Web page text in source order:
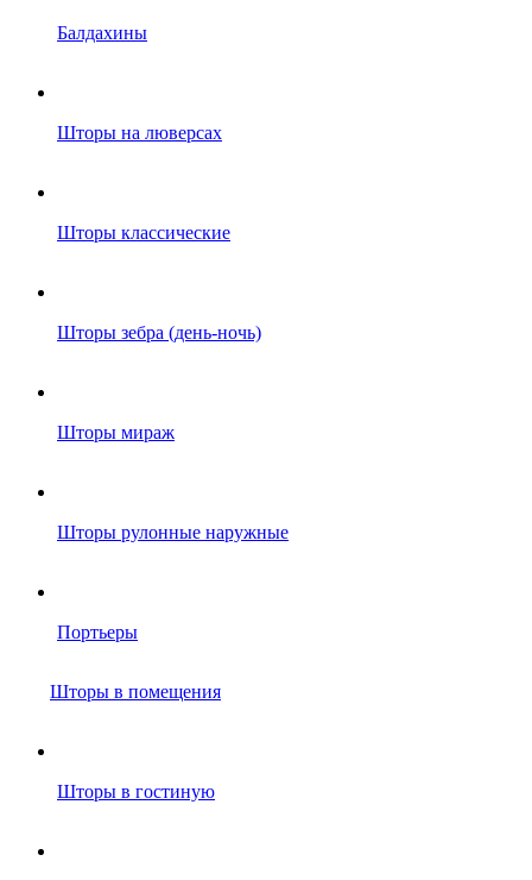
Балдахины
Шторы на люверсах
Шторы классические
Шторы зебра (день-ночь)
Шторы мираж
Шторы рулонные наружные
Портьеры
Шторы в помещения
Шторы в гостиную